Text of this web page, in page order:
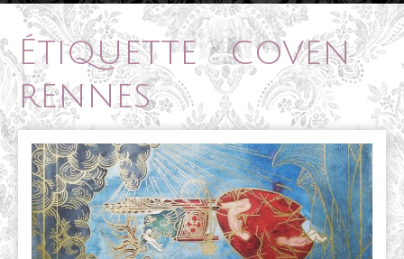
Button
Étiquette :coven
rennes